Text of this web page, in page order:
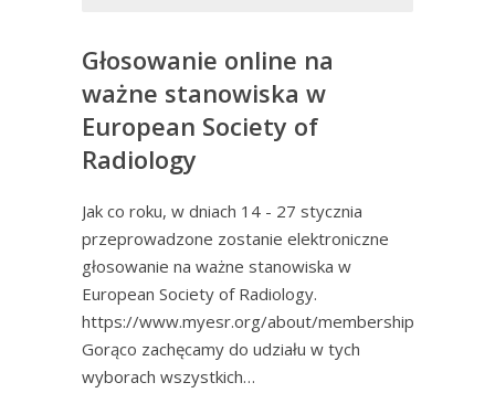
Głosowanie online na
ważne stanowiska w
European Society of
Radiology
Jak co roku, w dniach 14 - 27 stycznia
przeprowadzone zostanie elektroniczne
głosowanie na ważne stanowiska w
European Society of Radiology.
https://www.myesr.org/about/membership
Gorąco zachęcamy do udziału w tych
wyborach wszystkich…